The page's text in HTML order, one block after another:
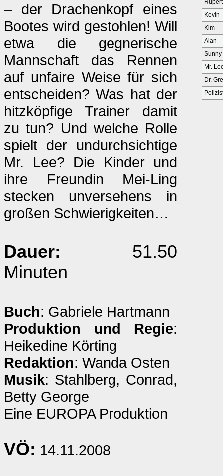
– der Drachenkopf eines
Bootes wird gestohlen! Will
etwa die gegnerische
Mannschaft das Rennen
auf unfaire Weise für sich
entscheiden? Was hat der
hitzköpfige Trainer damit
zu tun? Und welche Rolle
spielt der undurchsichtige
Mr. Lee? Die Kinder und
ihre Freundin Mei-Ling
stecken unversehens in
großen Schwierigkeiten…
Dauer: 51.50
Minuten
Buch: Gabriele Hartmann
Produktion und Regie:
Heikedine Körting
Redaktion: Wanda Osten
Musik: Stahlberg, Conrad,
Betty George
Eine EUROPA Produktion
VÖ: 14.11.2008
Rupert
Kevin
Kim
Alan
Sunny
Mr.
Dr.